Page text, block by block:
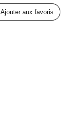
Ajouter aux favoris